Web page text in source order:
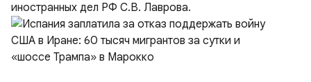
иностранных дел РФ С.В. Лаврова.